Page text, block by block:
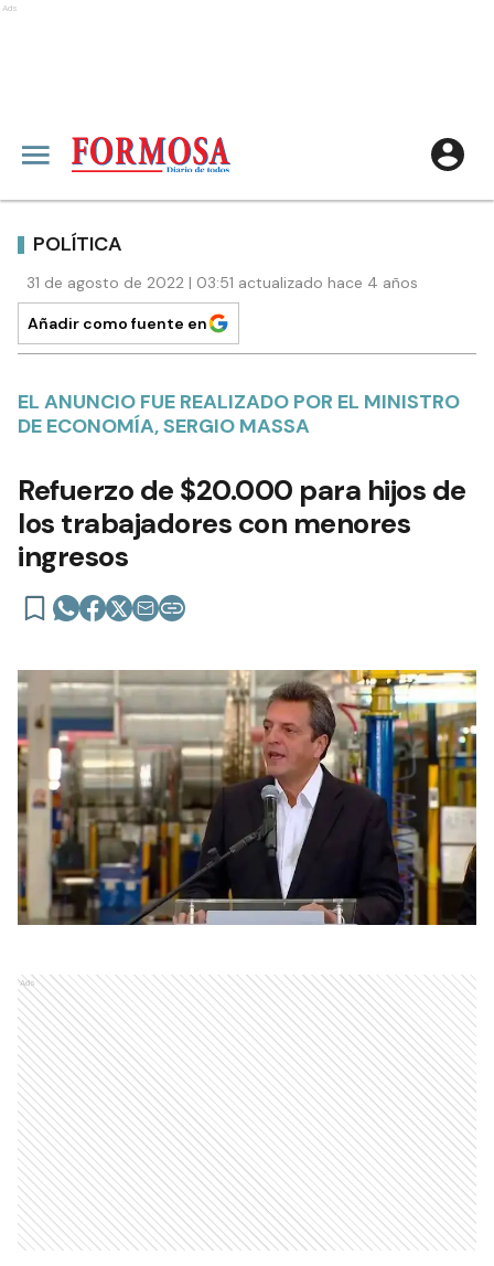
Ads
POLÍTICA
31 de agosto de 2022 | 03:51 actualizado hace 4 años
Añadir como fuente en
EL ANUNCIO FUE REALIZADO POR EL MINISTRO
DE ECONOMÍA, SERGIO MASSA
Refuerzo de $20.000 para hijos de
los trabajadores con menores
ingresos
Ads